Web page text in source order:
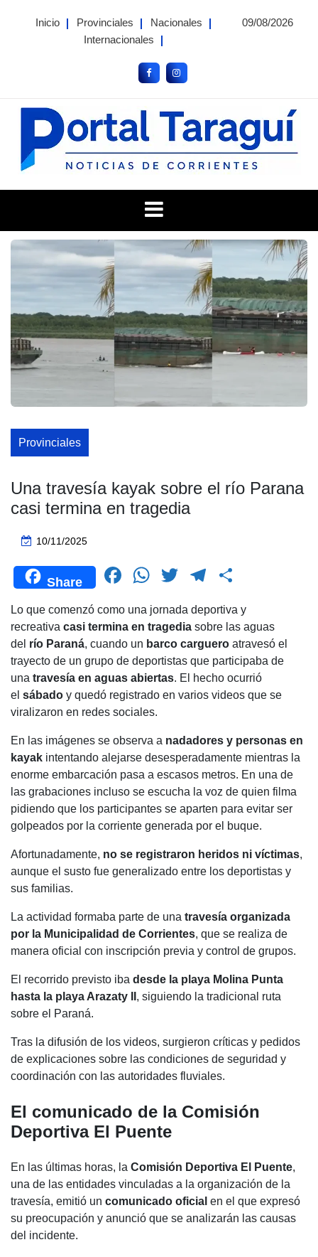
Inicio Provinciales
Nacionales
Internacionales
09/08/2026
Portal Taragui
Provinciales
Una travesía kayak sobre el río Parana
casi termina en tragedia
10/11/2025
Share
F
c
e
b
o
o
k
W
at
s
A
p
p
T
tt
er
T
e
gr
a
m
m
p
ar
tir
Lo que comenzó como una jornada deportiva y
recreativa casi termina en tragedia sobre las aguas
del río Paraná, cuando un barco carguero atravesó el
trayecto de un grupo de deportistas que participaba de
una travesía en aguas abiertas. El hecho ocurrió
el sábado y quedó registrado en varios videos que se
viralizaron en redes sociales.
En las imágenes se observa a nadadores y personas en
kayak intentando alejarse desesperadamente mientras la
enorme embarcación pasa a escasos metros. En una de
las grabaciones incluso se escucha la voz de quien filma
pidiendo que los participantes se aparten para evitar ser
golpeados por la corriente generada por el buque.
Afortunadamente, no se registraron heridos ni víctimas,
aunque el susto fue generalizado entre los deportistas y
sus familias.
La actividad formaba parte de una travesía organizada
por la Municipalidad de Corrientes, que se realiza de
manera oficial con inscripción previa y control de grupos.
El recorrido previsto iba desde la playa Molina Punta
hasta la playa Arazaty II , siguiendo la tradicional ruta
sobre el Paraná.
Tras la difusión de los videos, surgieron críticas y pedidos
de explicaciones sobre las condiciones de seguridad y
coordinación con las autoridades fluviales.
El comunicado de la Comisión
Deportiva El Puente
En las últimas horas, la Comisión Deportiva El Puente,
una de las entidades vinculadas a la organización de la
travesía, emitió un comunicado oficial en el que expresó
su preocupación y anunció que se analizarán las causas
del incidente.